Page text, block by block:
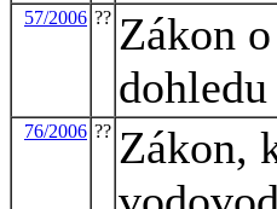
57/2006 ?? Zákon
76/2006 ?? Zákon,